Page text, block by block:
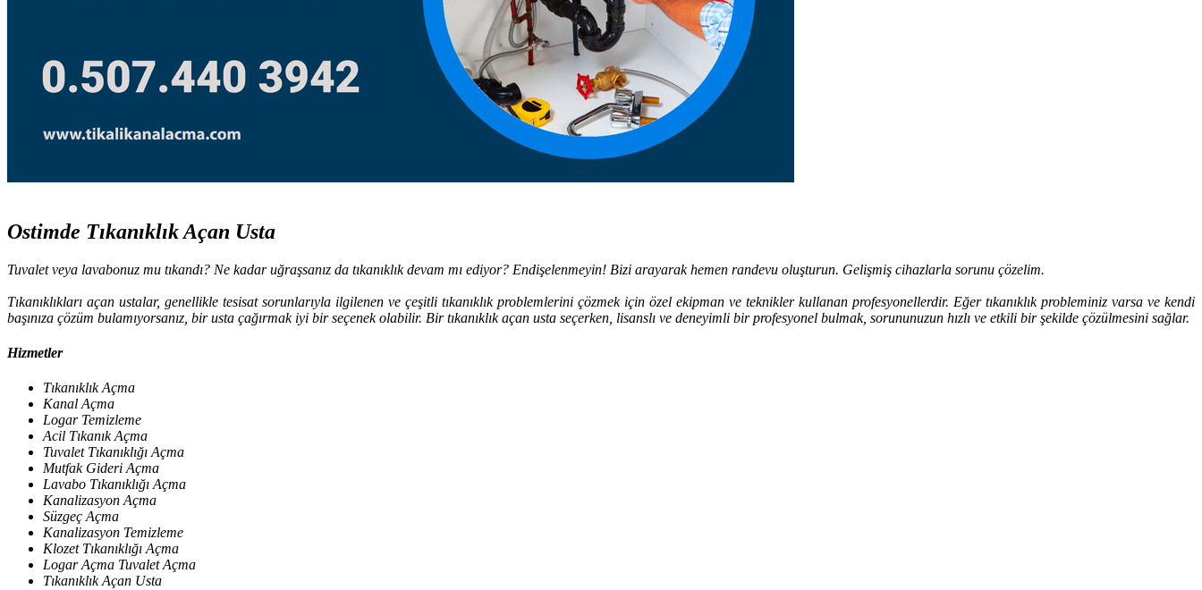
Ostimde Tıkanıklık Açan Usta
Tuvalet veya lavabonuz mu tıkandı? Ne kadar uğraşsanız da tıkanıklık devam mı ediyor? Endişelenmeyin! Bizi arayarak hemen randevu oluşturun. Gelişmiş cihazlarla sorunu çözelim.
Tıkanıklıkları açan ustalar, genellikle tesisat sorunlarıyla ilgilenen ve çeşitli tıkanıklık problemlerini çözmek için özel ekipman ve teknikler kullanan profesyonellerdir. Eğer tıkanıklık probleminiz varsa ve kendi
başınıza çözüm bulamıyorsanız, bir usta çağırmak iyi bir seçenek olabilir. Bir tıkanıklık açan usta seçerken, lisanslı ve deneyimli bir profesyonel bulmak, sorununuzun hızlı ve etkili bir şekilde çözülmesini sağlar.
Hizmetler
Tıkanıklık Açma
Kanal Açma
Logar Temizleme
Acil Tıkanık Açma
Tuvalet Tıkanıklığı Açma
Mutfak Gideri Açma
Lavabo Tıkanıklığı Açma
Kanalizasyon Açma
Süzgeç Açma
Kanalizasyon Temizleme
Klozet Tıkanıklığı Açma
Logar Açma Tuvalet Açma
Tıkanıklık Açan Usta